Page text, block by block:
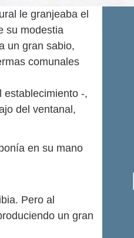
le granjeaba el
su modestia
un gran sabio,
comunales
-,
del ventanal,
en su mano
Pero al
un gran